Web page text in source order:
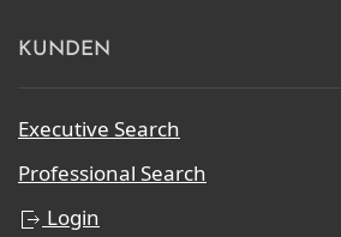
KUNDEN
Executive Search
Professional Search
Login